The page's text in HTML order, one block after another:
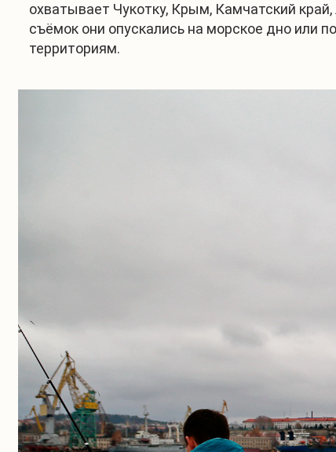
охватывает Чукотку, Крым, Камчатский
съёмок они опускались на морское дно или
территориям.